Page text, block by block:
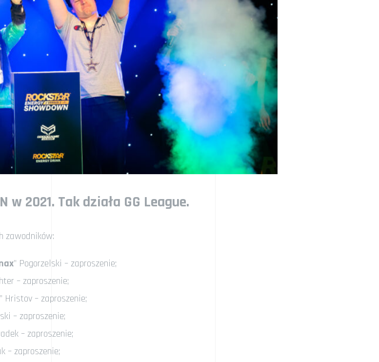
2021. Tak działa GG League.
zawodników:
” Pogorzelski – zaproszenie;
– zaproszenie;
” Hristov – zaproszenie;
– zaproszenie;
– zaproszenie;
– zaproszenie;